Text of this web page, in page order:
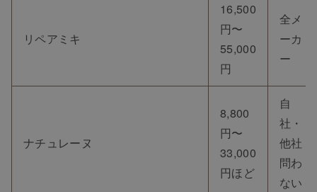
リペアミキ
16,500
円〜
55,000
円
全メ
ーカ
ー
ナチュレーヌ
8,800
円〜
33,000
円ほど
自
社・
他社
問わ
ない